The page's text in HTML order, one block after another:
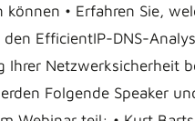
können • Erfahren Sie,
den EfficientIP-DNS-
Ihrer Netzwerksicherheit
Folgende Speaker